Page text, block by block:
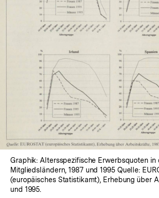
Lightbox
öffnen
Graphik: Altersspezifische Erwerbsquoten in
Mitgliedsländern, 1987 und 1995 Quelle:
(europäisches Statistikamt), Erhebung über
und 1995.